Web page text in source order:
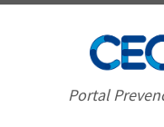
Portal